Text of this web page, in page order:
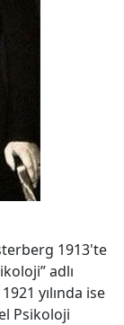
1913'te
adlı
yılında ise
Psikoloji